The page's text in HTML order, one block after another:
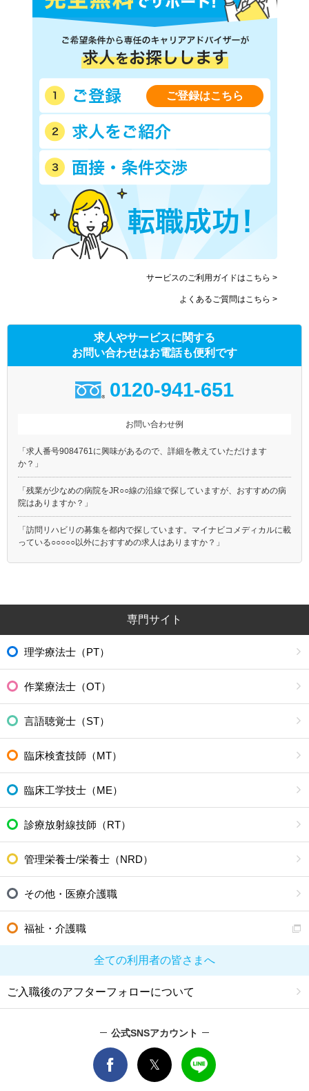
ご登録はこちら
サービスのご利用ガイドはこちら >
よくあるご質問はこちら >
求人やサービスに関する
お問い合わせはお電話も便利です
0120-941-651
お問い合わせ例
「求人番号9084761に興味があるので、詳細を教えていただけます
か？」
「残業が少なめの病院をJR○○線の沿線で探していますが、おすすめの病
院はありますか？」
「訪問リハビリの募集を都内で探しています。マイナビコメディカルに載
っている○○○○○以外におすすめの求人はありますか？」
専門サイト
理学療法士（PT）
作業療法士（OT）
言語聴覚士（ST）
臨床検査技師（MT）
臨床工学技士（ME）
診療放射線技師（RT）
管理栄養士/栄養士（NRD）
その他・医療介護職
福祉・介護職
全ての利用者の皆さまへ
ご入職後のアフターフォローについて
公式SNSアカウント